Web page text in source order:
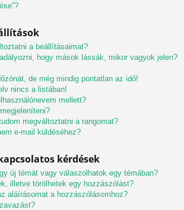
a beállításaimat?
hogy mások lássák, mikor vagyok jelen?
de még mindig pontatlan az idő!
nincs a listában!
mellett?
megváltoztatni a rangomat?
e-mail küldéséhez?
kérdések
új témát vagy válaszolhatok egy témában?
illetve törölhetek egy hozzászólást?
aláírásomat a hozzászólásomhoz?